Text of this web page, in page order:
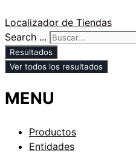
Localizador de Tiendas
Search ...
Resultados
Ver todos los resultados
MENU
Productos
Entidades